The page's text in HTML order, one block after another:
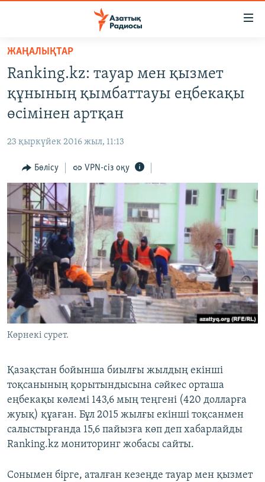
Skip
main
content
Skip
main
Navigation
to
Search
ЖАҢАЛЫҚТАР
AZATTYQTV
АДАМ ҚҰҚЫҚТАРЫ
ӘЛЕУМЕТ
ӘЛЕМ
АРНАЙЫ ЖОБАЛАР
Русский
ЖАЗЫЛЫҢЫЗ
Басқа тілдерде
ЖАҢАЛЫҚТАР
Ranking.kz: тауар мен қызмет
құнының қымбаттауы еңбекақы
өсімінен артқан
23 қыркүйек 2016 жыл, 11:13
Бөлісу VPN-сіз оқу
Көрнекі сурет.
Қазақстан бойынша биылғы жылдың екінші
тоқсанының қорытындысына сәйкес орташа
еңбекақы көлемі 143,6 мың теңгені (420 долларға
жуық) құаған. Бұл 2015 жылғы екінші тоқсанмен
салыстырғанда 15,6 пайызға көп деп хабарлайды
Ranking.kz мониторинг жобасы сайты.
Сонымен бірге, аталған кезеңде тауар мен қызмет